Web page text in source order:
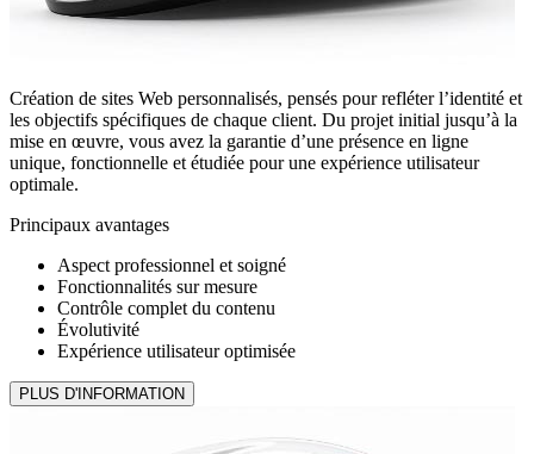
Création de sites Web personnalisés, pensés pour refléter l’identité et
les objectifs spécifiques de chaque client. Du projet initial jusqu’à la
mise en œuvre, vous avez la garantie d’une présence en ligne
unique, fonctionnelle et étudiée pour une expérience utilisateur
optimale.
Principaux avantages
Aspect professionnel et soigné
Fonctionnalités sur mesure
Contrôle complet du contenu
Évolutivité
Expérience utilisateur optimisée
PLUS D'INFORMATION